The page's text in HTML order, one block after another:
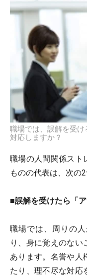
職場では、誤解を受け
対応しますか？
職場の人間関係スト
ものの代表は、次の2
■誤解を受けたら「
職場では、周りの
り、身に覚えのない
あります。名誉や人
たり、理不尽な対応